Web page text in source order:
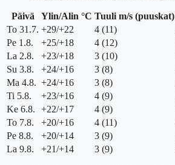
Päivä Ylin/Alin °C Tuuli m/s (puuskat)
To 31.7. +29/+22 4 (11)
Pe 1.8.
+25/+18 4 (12)
La 2.8.
+23/+18 3 (10)
Su 3.8.
+24/+16 3 (8)
Ma 4.8. +24/+16 3 (8)
Ti 5.8.
+23/+16 4 (9)
Ke 6.8.
+22/+17 4 (9)
To 7.8.
+20/+16 4 (11)
Pe 8.8.
+20/+14 3 (9)
La 9.8.
+21/+14 3 (9)